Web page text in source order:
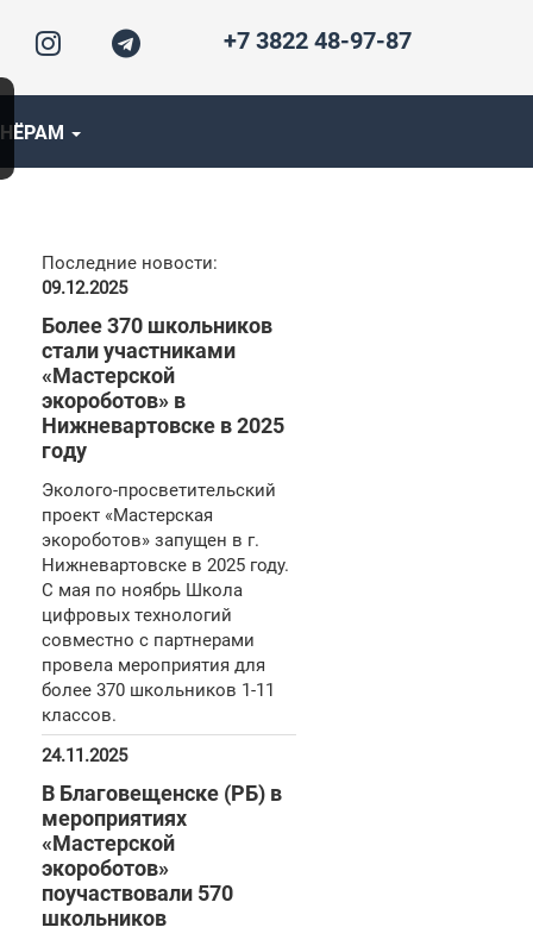
+7 3822 48-97-87
Последние новости:
09.12.2025
Более 370 школьников
стали участниками
«Мастерской
экороботов» в
Нижневартовске в 2025
году
Эколого-просветительский
проект «Мастерская
экороботов» запущен в г.
Нижневартовске в 2025 году.
С мая по ноябрь Школа
цифровых технологий
совместно с партнерами
провела мероприятия для
более 370 школьников 1-11
классов.
24.11.2025
В Благовещенске (РБ) в
мероприятиях
«Мастерской
экороботов»
поучаствовали 570
школьников